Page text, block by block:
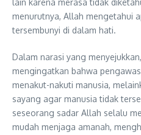
lain karena merasa tidak
menurutnya, Allah mengetahui
tersembunyi di dalam hati.
Dalam narasi yang
mengingatkan bahwa
menakut-nakuti manusia,
sayang agar manusia tidak
seseorang sadar Allah selalu
mudah menjaga amanah,